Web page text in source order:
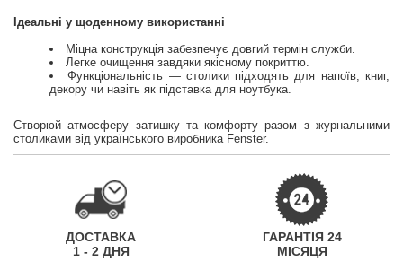
Ідеальні у щоденному використанні
Міцна конструкція забезпечує довгий термін служби.
Легке очищення завдяки якісному покриттю.
Функціональність — столики підходять для напоїв, книг,
декору чи навіть як підставка для ноутбука.
Створюй атмосферу затишку та комфорту разом з журнальними
столиками від українського виробника Fenster.
ДОСТАВКА
1 - 2 ДНЯ
ГАРАНТІЯ 24
МІСЯЦЯ